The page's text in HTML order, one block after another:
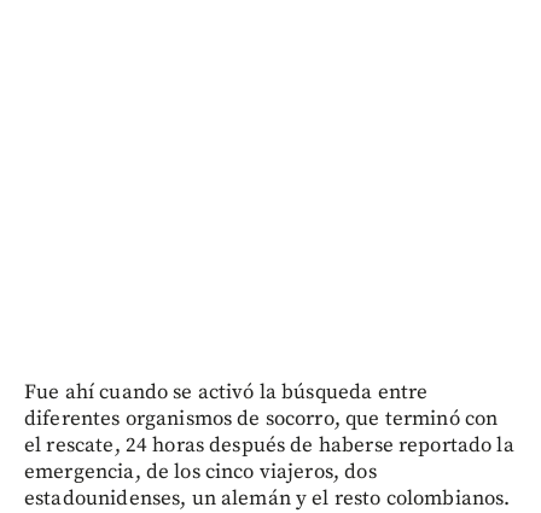
Fue ahí cuando se activó la búsqueda entre
diferentes organismos de socorro, que terminó con
el rescate, 24 horas después de haberse reportado la
emergencia, de los cinco viajeros, dos
estadounidenses, un alemán y el resto colombianos.